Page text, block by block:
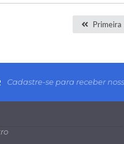
Primeira
Cadastre-se para receber